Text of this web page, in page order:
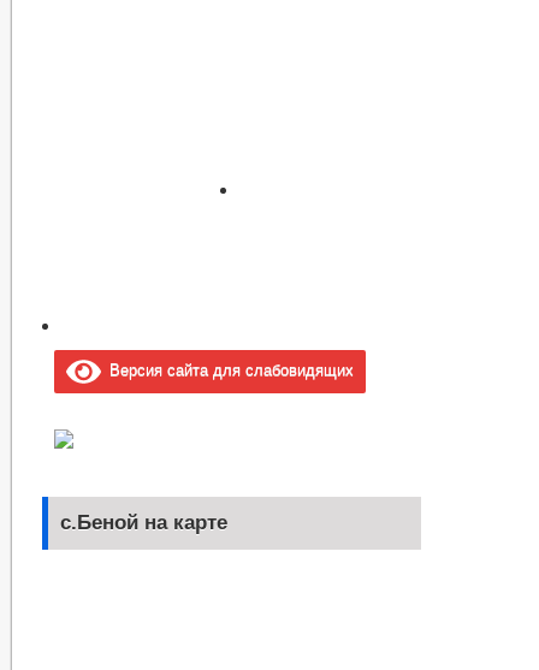
Версия сайта для слабовидящих
с.Беной на карте